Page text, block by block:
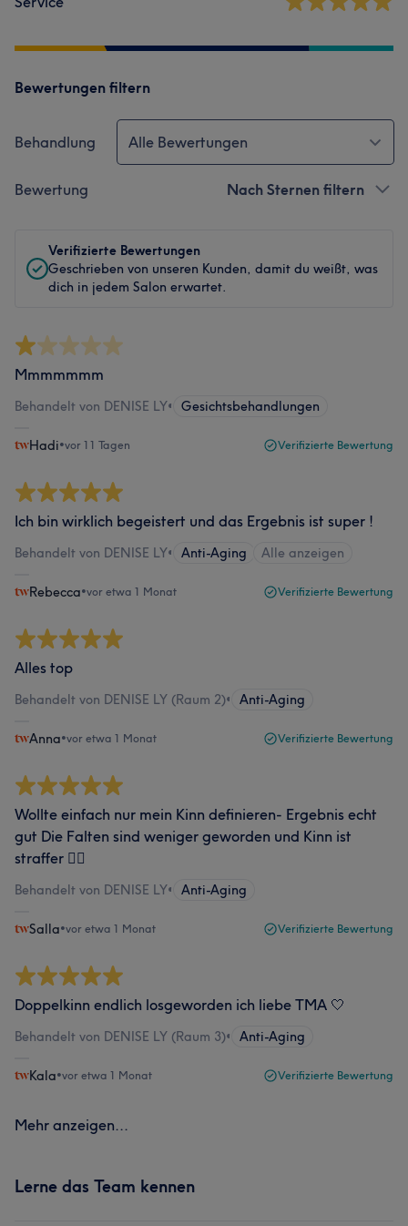
Bewertungen filtern
Behandlung Alle Bewertungen
Bewertung Nach Sternen filtern
Verifizierte Bewertungen
Geschrieben von unseren Kunden, damit du weißt, was
dich in jedem Salon erwartet.
Mmmmmmm
Behandelt von DENISE LY• Gesichtsbehandlungen
Hadi•vor 11 Tagen Verifizierte Bewertung
Ich bin wirklich begeistert und das Ergebnis ist super !
Behandelt von DENISE LY• Anti-Aging Alle anzeigen
Rebecca•vor etwa 1 Monat Verifizierte Bewertung
Alles top
Behandelt von DENISE LY (Raum 2)• Anti-Aging
Anna•vor etwa 1 Monat Verifizierte Bewertung
Wollte einfach nur mein Kinn definieren- Ergebnis echt
gut Die Falten sind weniger geworden und Kinn ist
straffer 👍🏻
Behandelt von DENISE LY• Anti-Aging
Salla•vor etwa 1 Monat Verifizierte Bewertung
Doppelkinn endlich losgeworden ich liebe TMA 🤍
Behandelt von DENISE LY (Raum 3)• Anti-Aging
Kala•vor etwa 1 Monat Verifizierte Bewertung
Mehr anzeigen...
Lerne das Team kennen